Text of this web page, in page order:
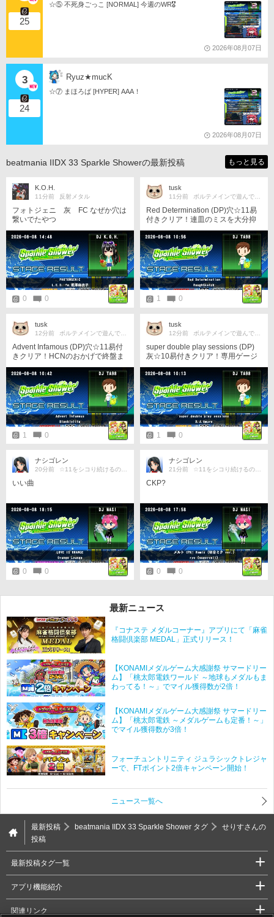
25
☆⑤ 不死身ごっこ [NORMAL] 今週のWR🎖️
2026年08月07日
3
24
Ryuz★mucK
☆⑦ まほろば [HYPER] AAA！
2026年08月07日
beatmania IIDX 33 Sparkle Showerの最新投稿 もっと見る
K.O.H.
11分前 反射メタル
フォトジェニ 灰 FC なぜか穴は
繋いでたやつ
0 0
tusk
11分前 ボルテメインで遊んでるよ☆
Red Determination (DP)穴☆11易
付きクリア！連皿のミスを大分抑
えられたのと終盤のCN複合で稼げ
たのが勝因でした。まさかレッド
ソウル穴より早くクリアできると
は思わなかったです。
1 0
tusk
12分前 ボルテメインで遊んでるよ☆
Advent Infamous (DP)穴☆11易付
きクリア！HCNのおかげで終盤ま
時押しを外して結果的にボダク
リ。挑戦当時終始何も出来ずにボ
コられていたことを思い返せば成
長だと思います。
1 0
tusk
12分前 ボルテメインで遊んでるよ☆
super double play sessions (DP)
灰☆10易付きクリア！専用ゲージ
ージだとそんなでもありませんで
した。とは言え☆10では普通に難
しい部類だと思います。
1 0
ナシゴレン
20分前 ☆11をシコり続けるのだ…
いい曲
0 0
ナシゴレン
21分前 ☆11をシコり続けるのだ…
CKP?
0 0
最新ニュース
『コナステ メダルコーナー』アプリにて「麻雀
格闘倶楽部 MEDAL」正式リリース！
【KONAMIメダルゲーム大感謝祭 サマードリー
ム】「桃太郎電鉄ワールド ～地球もメダルもま
わってる！～」でマイル獲得数が2倍！
【KONAMIメダルゲーム大感謝祭 サマードリー
ム】「桃太郎電鉄 ～メダルゲームも定番！～」
でマイル獲得数が3倍！
フォーチュントリニティ ジュラシックトレジャ
ーで、FTポイント2倍キャンペーン開始！
ニュース一覧へ
最新投稿 beatmania IIDX 33 Sparkle Shower タグ
せりすさんの
投稿
最新投稿タグ一覧
アプリ機能紹介
関連リンク